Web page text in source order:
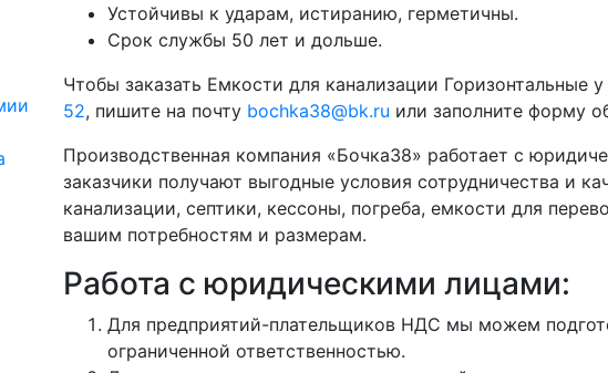
Устойчивы к ударам, истиранию, герметичны.
Срок службы 50 лет и дольше.
Чтобы заказать Емкости для канализации Горизонтальные
52, пишите на почту bochka38@bk.ru или заполните форму
Производственная компания «Бочка38» работает с
заказчики получают выгодные условия сотрудничества и
канализации, септики, кессоны, погреба, емкости для
вашим потребностям и размерам.
Работа с юридическими лицами:
Для предприятий-плательщиков НДС мы можем
ограниченной ответственностью.